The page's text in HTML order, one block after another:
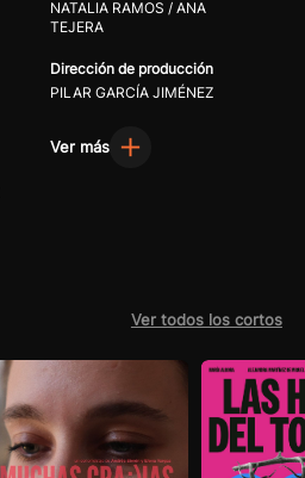
NATALIA RAMOS / ANA
TEJERA
Dirección de producción
PILAR GARCÍA JIMÉNEZ
Ver más
Ver todos los cortos